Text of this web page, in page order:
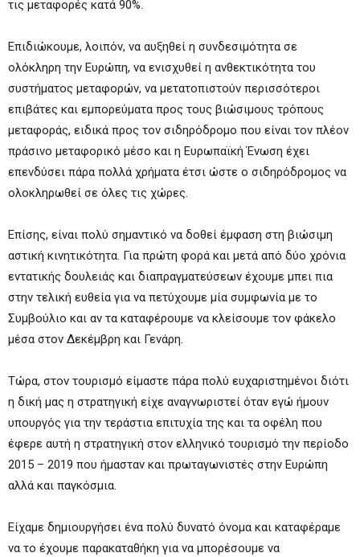
τις μεταφορές κατά 90%.
Επιδιώκουμε, λοιπόν, να αυξηθεί η συνδεσιμότητα σε
ολόκληρη την Ευρώπη, να ενισχυθεί η ανθεκτικότητα του
συστήματος μεταφορών, να μετατοπιστούν περισσότεροι
επιβάτες και εμπορεύματα προς τους βιώσιμους τρόπους
μεταφοράς, ειδικά προς τον σιδηρόδρομο που είναι τον πλέον
πράσινο μεταφορικό μέσο και η Ευρωπαϊκή Ένωση έχει
επενδύσει πάρα πολλά χρήματα έτσι ώστε ο σιδηρόδρομος να
ολοκληρωθεί σε όλες τις χώρες.
Επίσης, είναι πολύ σημαντικό να δοθεί έμφαση στη βιώσιμη
αστική κινητικότητα. Για πρώτη φορά και μετά από δύο χρόνια
εντατικής δουλειάς και διαπραγματεύσεων έχουμε μπει πια
στην τελική ευθεία για να πετύχουμε μία συμφωνία με το
Συμβούλιο και αν τα καταφέρουμε να κλείσουμε τον φάκελο
μέσα στον Δεκέμβρη και Γενάρη.
Τώρα, στον τουρισμό είμαστε πάρα πολύ ευχαριστημένοι διότι
η δική μας η στρατηγική είχε αναγνωριστεί όταν εγώ ήμουν
υπουργός για την τεράστια επιτυχία της και τα οφέλη που
έφερε αυτή η στρατηγική στον ελληνικό τουρισμό την περίοδο
2015 – 2019 που ήμασταν και πρωταγωνιστές στην Ευρώπη
αλλά και παγκόσμια.
Είχαμε δημιουργήσει ένα πολύ δυνατό όνομα και καταφέραμε
να το έχουμε παρακαταθήκη για να μπορέσουμε να